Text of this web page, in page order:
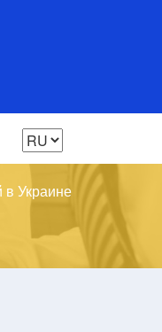
в Украине